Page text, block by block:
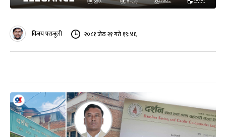
विजय पराजुली २०८१ जेठ २१ गते १९:४६